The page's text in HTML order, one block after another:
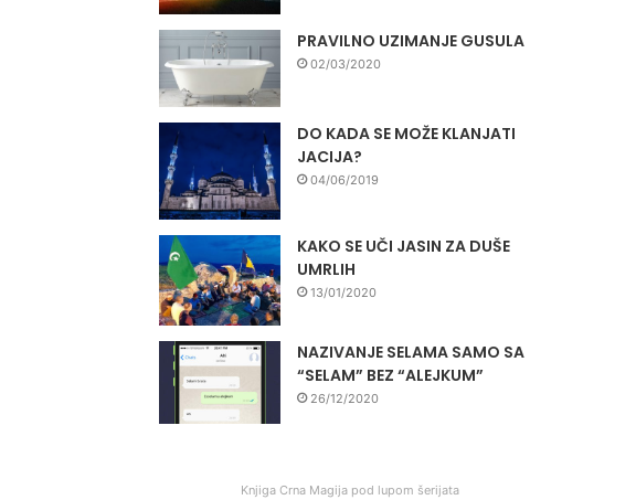
PRAVILNO UZIMANJE GUSULA
02/03/2020
DO KADA SE MOŽE KLANJATI
JACIJA?
04/06/2019
KAKO SE UČI JASIN ZA DUŠE
UMRLIH
13/01/2020
NAZIVANJE SELAMA SAMO SA
“SELAM” BEZ “ALEJKUM”
26/12/2020
Knjiga Crna Magija pod lupom šerijata